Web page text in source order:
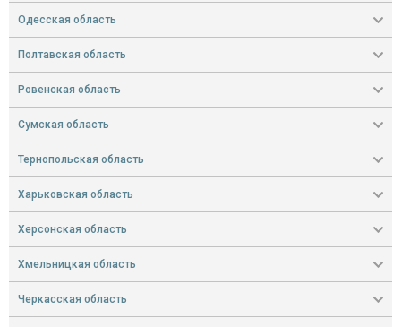
Одесская область
Полтавская область
Ровенская область
Сумская область
Тернопольская область
Харьковская область
Херсонская область
Хмельницкая область
Черкасская область